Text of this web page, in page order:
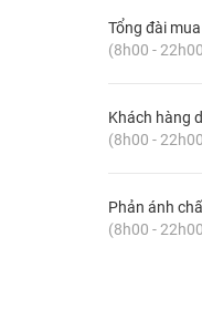
Tổng đài
(8h00 -
Khách hàng
(8h00 -
Phản ánh
(8h00 -